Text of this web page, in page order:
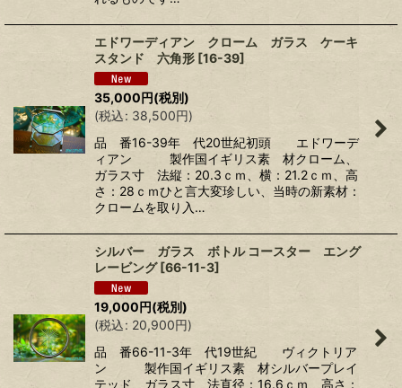
エドワーディアン クローム ガラス ケーキ
スタンド 六角形 [16-39]
35,000円(税別)
(税込: 38,500円)
品 番16-39年 代20世紀初頭 エドワーデ
ィアン 製作国イギリス素 材クローム、
ガラス寸 法縦：20.3ｃｍ、横：21.2ｃｍ、高
さ：28ｃｍひと言大変珍しい、当時の新素材：
クロームを取り入…
シルバー ガラス ボトル コースター エング
レービング [66-11-3]
19,000円(税別)
(税込: 20,900円)
品 番66-11-3年 代19世紀 ヴィクトリア
ン 製作国イギリス素 材シルバープレイ
テッド、ガラス寸 法直径：16.6ｃｍ、高さ：